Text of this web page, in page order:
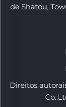
de Shatou,
Direitos